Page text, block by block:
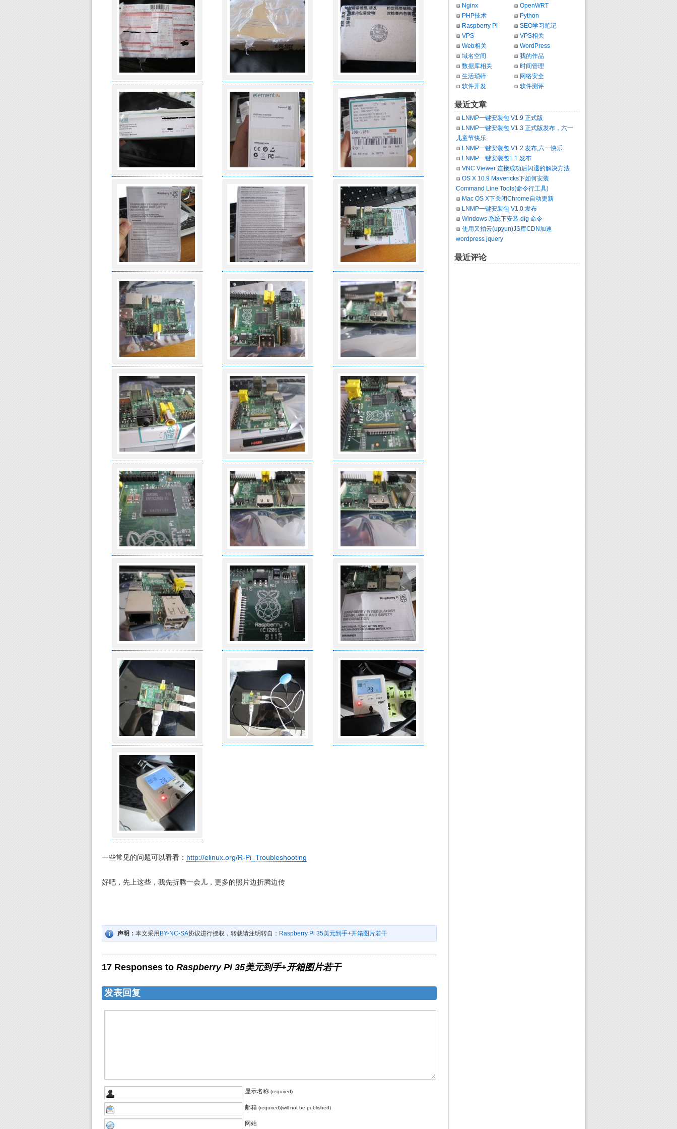
一些常见的问题可以看看： http://elinux.org/R-Pi_Troubleshooting
好吧，先上这些，我先折腾一会儿，更多的照片边折腾边传
声明： 本文采用 BY-NC-SA协议进行授权，转载请注明转自： Raspberry Pi 35美元到手+开箱图片若干
17 Responses to Raspberry Pi 35美元到手+开箱图片若干
发表回复
显示名称 (required)
邮箱 (required)(will not be published)
网站
Nginx
OpenWRT
PHP技术
Python
Raspberry Pi
SEO学习笔记
VPS
VPS相关
Web相关
WordPress
域名空间
我的作品
数据库相关
时间管理
生活琐碎
网络安全
软件开发
软件测评
最近文章
LNMP一键安装包 V1.9 正式版
LNMP一键安装包 V1.3 正式版发布，六一
儿童节快乐
LNMP一键安装包 V1.2 发布,六一快乐
LNMP一键安装包1.1 发布
VNC Viewer 连接成功后闪退的解决方法
OS X 10.9 Mavericks下如何安装
Command Line Tools(命令行工具)
Mac OS X下关闭Chrome自动更新
LNMP一键安装包 V1.0 发布
Windows 系统下安装 dig 命令
使用又拍云(upyun)JS库CDN加速
wordpress jquery
最近评论